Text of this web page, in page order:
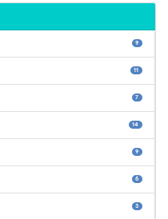
9
11
7
14
9
6
3